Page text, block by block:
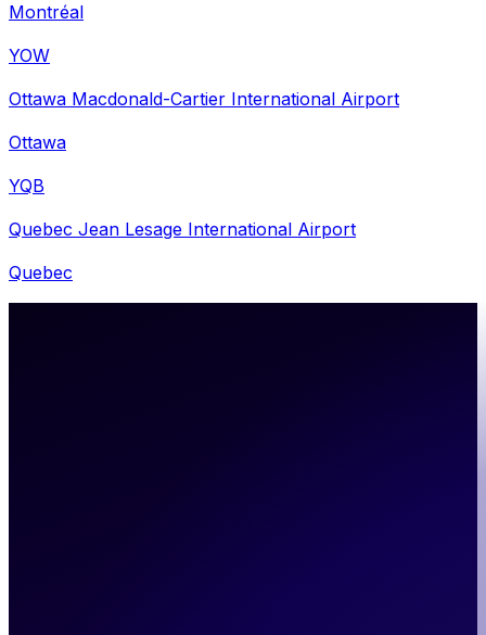
Montréal
YOW
Ottawa Macdonald-Cartier International Airport
Ottawa
YQB
Quebec Jean Lesage International Airport
Quebec